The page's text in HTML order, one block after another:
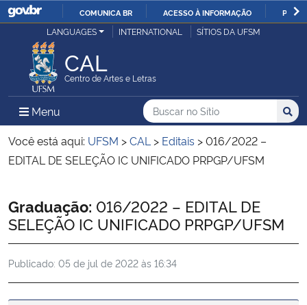
IR
COMUNICA BR ACESSO À INFORMAÇÃO
Ministério da Justiça e Segurança Pública
Ministério da Defesa
Ministério das Relações Exteriores
Ministério da Infraestrutura
Ministério da Agricultura, Pecuária e Abastecimento
Ministério da Educação
LANGUAGES INTERNATIONAL SÍTIOS DA UFSM
CAL
Centro de Artes e Letras
Menu Menu Principal do Sítio
Busca
Buscar no no Sítio
Busca:
Você está aqui: UFSM >CAL > Editais >016/2022 –
EDITAL DE SELEÇÃO IC UNIFICADO PRPGP/UFSM
Início do conteúdo
Graduação: 016/2022 – EDITAL DE
SELEÇÃO IC UNIFICADO PRPGP/UFSM
Publicado: 05 de jul de 2022 às 16:34